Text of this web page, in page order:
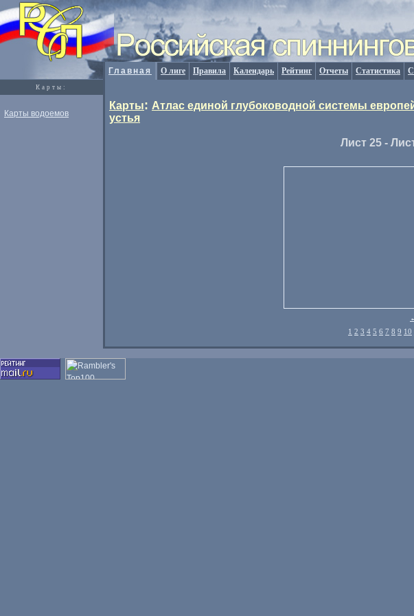
Главная О лиге Правила Календарь Рейтинг Отчеты Статистика
Карты:
Карты водоемов
Карты: Атлас единой глубоководной системы
устья
Лист 25 -
1 2 3 4 5 6 7 8 9 10